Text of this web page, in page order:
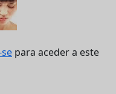
para aceder a este